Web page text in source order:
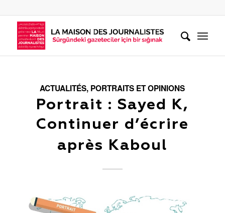
ACTUALITÉS, PORTRAITS ET OPINIONS
Portrait : Sayed K,
Continuer d’écrire
après Kaboul